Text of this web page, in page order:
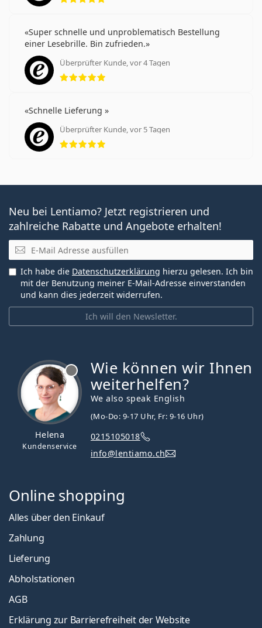
Super schnelle und unproblematisch Bestellung
einer Lesebrille. Bin zufrieden.
Überprüfter Kunde, vor 4 Tagen
Bewertung 5 aus 5
Schnelle Lieferung
Überprüfter Kunde, vor 5 Tagen
Bewertung 5 aus 5
Neu bei Lentiamo? Jetzt registrieren und
zahlreiche Rabatte und Angebote erhalten!
E-Mail
Ich will den Newsletter.
Ich habe die Datenschutzerklärung hierzu gelesen. Ich bin
mit der Benutzung meiner E-Mail-Adresse einverstanden
und kann dies jederzeit widerrufen.
Helena
Kundenservice
Wie können wir Ihnen
weiterhelfen?
We also speak English
(Mo-Do: 9-17 Uhr, Fr: 9-16 Uhr)
0215105018
info@lentiamo.ch
Online shopping
Alles über den Einkauf
Zahlung
Lieferung
Abholstationen
AGB
Erklärung zur Barrierefreiheit der Website